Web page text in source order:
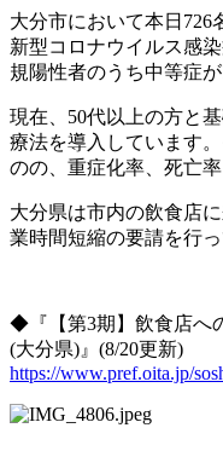
大分市において本日 726
新型コロナウイルス感
規陽性者のうち中等症が
現在、 50代以上の方と
療法を導入しています
のの、重症化率、死亡
大分県は市内の飲食店に
業時間短縮の要請を行っ
◆『 【第3期】飲食店へ
(大分県) 』 (8/20更新)
https://www.pref.oita.jp/